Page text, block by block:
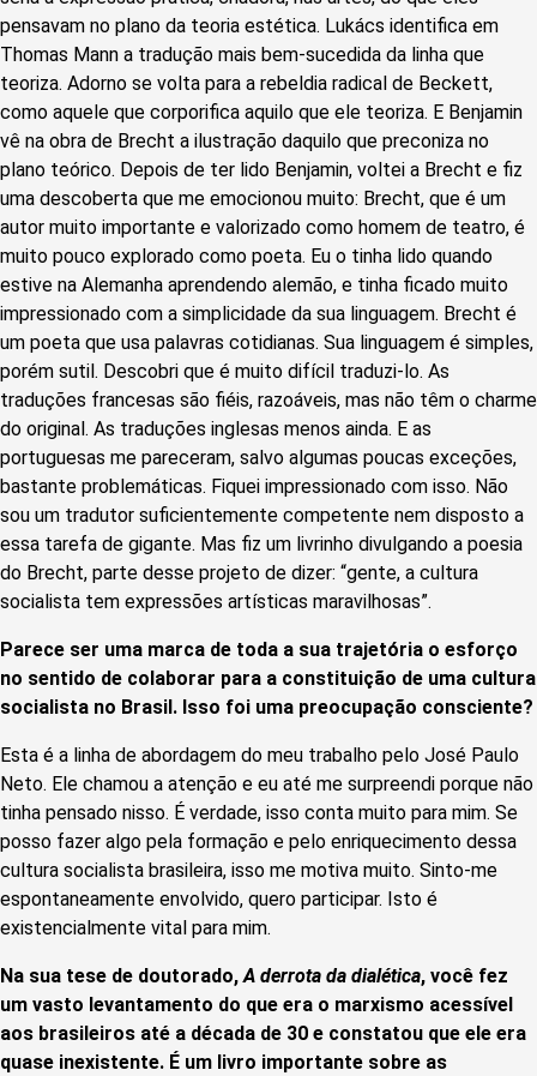
pensavam no plano da teoria estética. Lukács identifica em
Thomas Mann a tradução mais bem-sucedida da linha que
teoriza. Adorno se volta para a rebeldia radical de Beckett,
como aquele que corporifica aquilo que ele teoriza. E Benjamin
vê na obra de Brecht a ilustração daquilo que preconiza no
plano teórico. Depois de ter lido Benjamin, voltei a Brecht e fiz
uma descoberta que me emocionou muito: Brecht, que é um
autor muito importante e valorizado como homem de teatro, é
muito pouco explorado como poeta. Eu o tinha lido quando
estive na Alemanha aprendendo alemão, e tinha ficado muito
impressionado com a simplicidade da sua linguagem. Brecht é
um poeta que usa palavras cotidianas. Sua linguagem é simples,
porém sutil. Descobri que é muito difícil traduzi-lo. As
traduções francesas são fiéis, razoáveis, mas não têm o charme
do original. As traduções inglesas menos ainda. E as
portuguesas me pareceram, salvo algumas poucas exceções,
bastante problemáticas. Fiquei impressionado com isso. Não
sou um tradutor suficientemente competente nem disposto a
essa tarefa de gigante. Mas fiz um livrinho divulgando a poesia
do Brecht, parte desse projeto de dizer: “gente, a cultura
socialista tem expressões artísticas maravilhosas”.
Parece ser uma marca de toda a sua trajetória o esforço
no sentido de colaborar para a constituição de uma cultura
socialista no Brasil. Isso foi uma preocupação consciente?
Esta é a linha de abordagem do meu trabalho pelo José Paulo
Neto. Ele chamou a atenção e eu até me surpreendi porque não
tinha pensado nisso. É verdade, isso conta muito para mim. Se
posso fazer algo pela formação e pelo enriquecimento dessa
cultura socialista brasileira, isso me motiva muito. Sinto-me
espontaneamente envolvido, quero participar. Isto é
existencialmente vital para mim.
Na sua tese de doutorado,A derrota da dialética, você fez
um vasto levantamento do que era o marxismo acessível
aos brasileiros até a década de 30 e constatou que ele era
quase inexistente. É um livro importante sobre as